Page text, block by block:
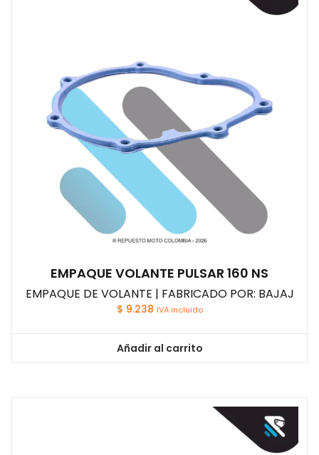
EMPAQUE VOLANTE PULSAR 160 NS
EMPAQUE DE VOLANTE | FABRICADO POR: BAJAJ
$ 9.238 IVA incluido
Añadir al carrito